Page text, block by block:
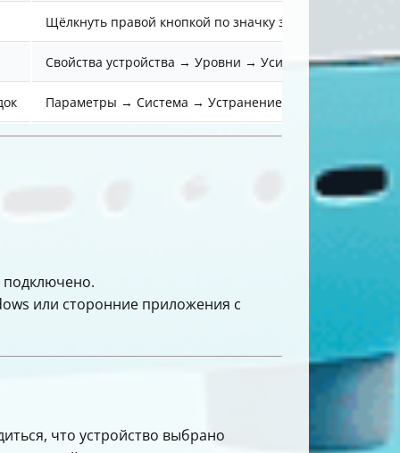
Щёлкнуть правой кнопкой по значку звука →
Свойства устройства → Уровни → Усиление микрофона
Параметры → Система → Устранение неполадок →
подключено.
или сторонние приложения с
что устройство выбрано